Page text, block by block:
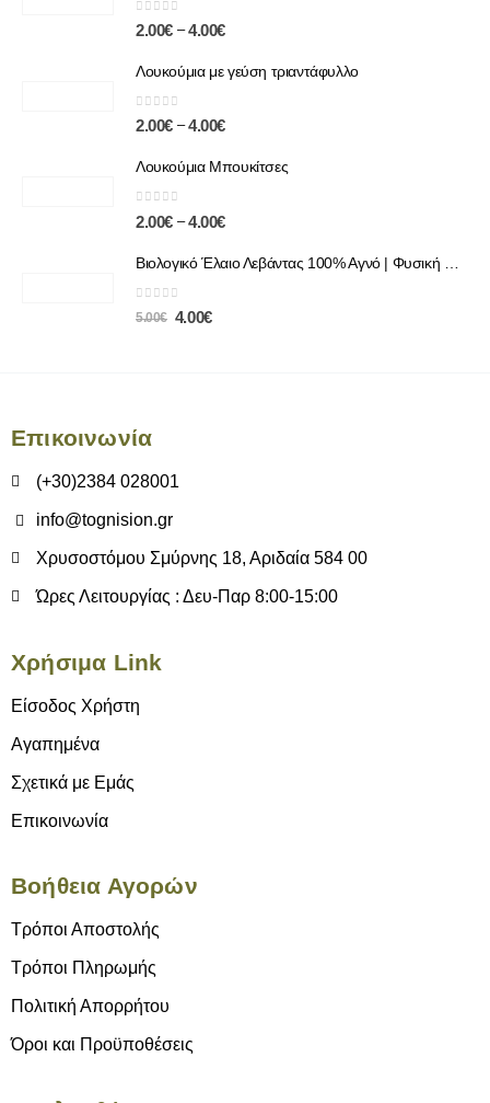
0out of 5
2.00€ – 4.00€
Λουκούμια με γεύση τριαντάφυλλο
0out of 5
2.00€ – 4.00€
Λουκούμια Μπουκίτσες
0out of 5
2.00€ – 4.00€
0 out of 5
5.00€ 4.00€
Επικοινωνία
(+30)2384 028001
info@tognision.gr
Χρυσοστόμου Σμύρνης 18, Αριδαία 584 00
Ώρες Λειτουργίας : Δευ-Παρ 8:00-15:00
Χρήσιμα Link
Είσοδος Χρήστη
Αγαπημένα
Σχετικά με Εμάς
Επικοινωνία
Βοήθεια Αγορών
Τρόποι Αποστολής
Τρόποι Πληρωμής
Πολιτική Απορρήτου
Όροι και Προϋποθέσεις